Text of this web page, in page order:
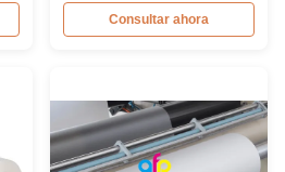
estampación en caliente /
UV de punto
Consultar ahora